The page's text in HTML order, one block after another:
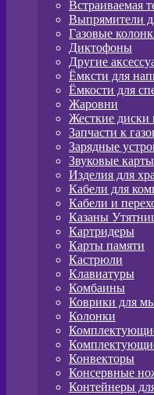
Встраиваемая
Выпрямители
Газовые
Диктофоны
Другие
Ёмксти для
Ёмкости для
Жаровни
Жесткие
Запчасти к
Зарядные
Звуковые карты
Изделия для
Кабели для
Кабели и
Казаны
Картридеры
Карты памяти
Кастрюли
Клавиатуры
Комбаины
Коврики для
Колонки
Конвекторы
Консервные
Контейнеры